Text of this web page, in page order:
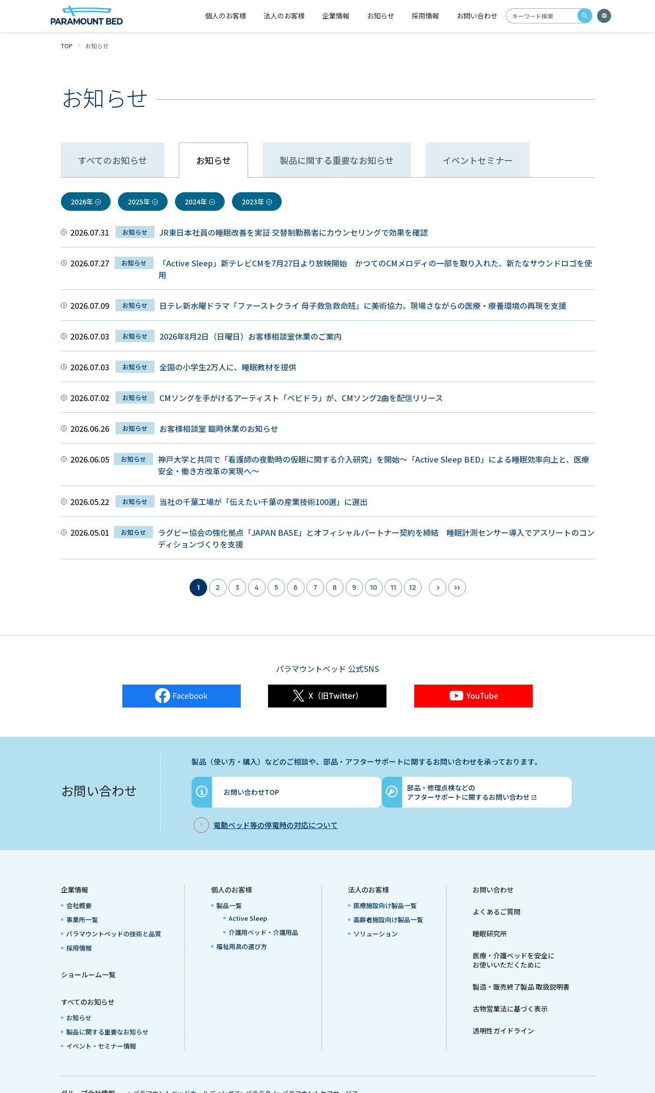
個人のお客様 法人のお客様 企業情報 お知らせ 採用情報 お問い合わせ
TOP お知らせ
お知らせ
すべてのお知らせ お知らせ 製品に関する重要なお知らせ イベントセミナー
2026年 2025年 2024年 2023年
2026.07.31 お知らせ JR東日本社員の睡眠改善を実証 交替制勤務者にカウンセリングで効果を確認
2026.07.27 お知らせ
「Active Sleep」新テレビCMを7月27日より放映開始 かつてのCMメロディの一部を取り入れた、新たなサウンドロゴを使
用
2026.07.09 お知らせ 日テレ新水曜ドラマ『ファーストクライ 母子救急救命班』に美術協力。現場さながらの医療・療養環境の再現を支援
2026.07.03 お知らせ 2026年8月2日（日曜日）お客様相談室休業のご案内
2026.07.03 お知らせ 全国の小学生2万人に、睡眠教材を提供
2026.07.02 お知らせ CMソングを手がけるアーティスト「ベビドラ」が、CMソング2曲を配信リリース
2026.06.26 お知らせ お客様相談室 臨時休業のお知らせ
2026.06.05 お知らせ
神戸大学と共同で「看護師の夜勤時の仮眠に関する介入研究」を開始～「Active Sleep BED」による睡眠効率向上と、医療
安全・働き方改革の実現へ～
2026.05.22 お知らせ 当社の千葉工場が「伝えたい千葉の産業技術100選」に選出
2026.05.01 お知らせ
ラグビー協会の強化拠点「JAPAN BASE」とオフィシャルパートナー契約を締結 睡眠計測センサー導入でアスリートのコン
ディションづくりを支援
1 2 3 4 5 6 7 8 9 10 11 12 > »
パラマウントベッド 公式SNS
お問い合わせ
製品（使い方・購入）などのご相談や、部品・アフターサポートに関するお問い合わせを承っております。
お問い合わせTOP
部品・修理点検などの
アフターサポートに関するお問い合わせ
電動ベッド等の停電時の対応について
企業情報
会社概要
事業所一覧
パラマウントベッドの技術と品質
採用情報
ショールーム一覧
すべてのお知らせ
お知らせ
製品に関する重要なお知らせ
イベント・セミナー情報
個人のお客様
製品一覧
Active Sleep
介護用ベッド・介護用品
福祉用具の選び方
法人のお客様
医療施設向け製品一覧
高齢者施設向け製品一覧
ソリューション
お問い合わせ
よくあるご質問
睡眠研究所
医療・介護ベッドを安全に
お使いいただくために
製造・販売終了製品 取扱説明書
古物営業法に基づく表示
透明性ガイドライン